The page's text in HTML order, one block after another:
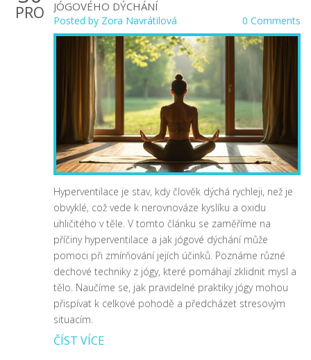
PRO
JÓGOVÉHO DÝCHÁNÍ
Posted by Zora Navrátilová 0 Comments
Hyperventilace je stav, kdy člověk dýchá rychleji, než je
obvyklé, což vede k nerovnováze kyslíku a oxidu
uhličitého v těle. V tomto článku se zaměříme na
příčiny hyperventilace a jak jógové dýchání může
pomoci při zmírňování jejích účinků. Poznáme různé
dechové techniky z jógy, které pomáhají zklidnit mysl a
tělo. Naučíme se, jak pravidelné praktiky jógy mohou
přispívat k celkové pohodě a předcházet stresovým
situacím.
ČÍST VÍCE